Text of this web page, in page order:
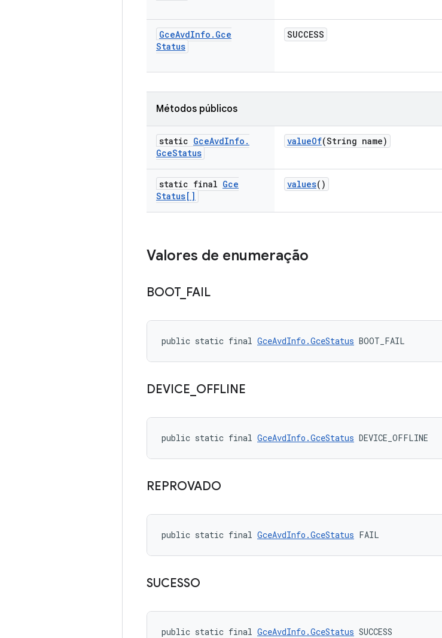
GceAvdInfo . Gce
Status
SUCCESS
Métodos públicos
static GceAvdInfo .
GceStatus
valueOf(String name)
static final Gce
Status[]
values()
Valores de enumeração
BOOT_ FAIL
public static final GceAvdInfo.GceStatus BOOT_FAIL
DEVICE OFFLINE
public static final GceAvdInfo.GceStatus DEVICE_OFFLINE
REPROVADO
public static final GceAvdInfo.GceStatus FAIL
SUCESSO
public static final GceAvdInfo.GceStatus SUCCESS